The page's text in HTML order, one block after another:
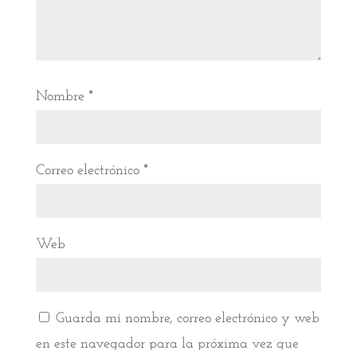
Nombre *
Correo electrónico *
Web
Guarda mi nombre, correo electrónico y web
en este navegador para la próxima vez que